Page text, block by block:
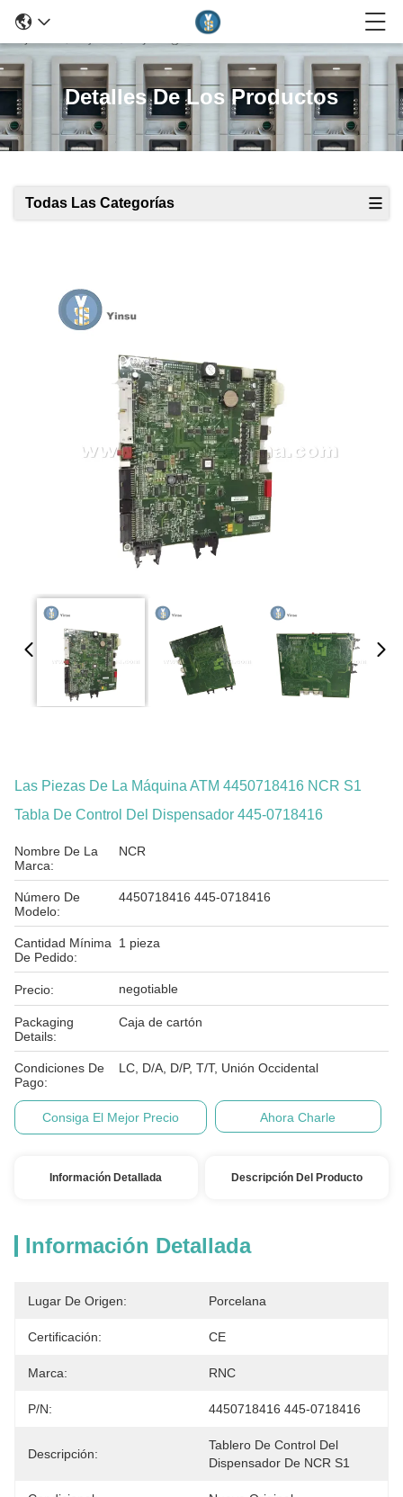
Detalles De Los Productos
Todas Las Categorías
Las Piezas De La Máquina ATM 4450718416 NCR S1
Tabla De Control Del Dispensador 445-0718416
Nombre De La
Marca:
NCR
Número De
Modelo:
4450718416 445-0718416
Cantidad Mínima
De Pedido:
1 pieza
Precio: negotiable
Packaging
Details:
Caja de cartón
Condiciones De
Pago:
LC, D/A, D/P, T/T, Unión Occidental
Consiga El Mejor Precio Ahora Charle
Información Detallada Descripción Del Producto
Información Detallada
Lugar De Origen: Porcelana
Certificación: CE
Marca: RNC
P/N: 4450718416 445-0718416
Descripción:
Tablero De Control Del
Dispensador De NCR S1